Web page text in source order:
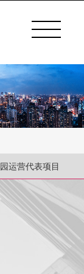
运营代表项目